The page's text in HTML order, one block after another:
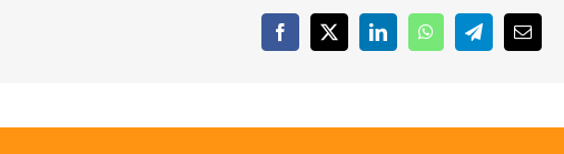
Facebook
X LinkedInWhatsAppTelegramEmail